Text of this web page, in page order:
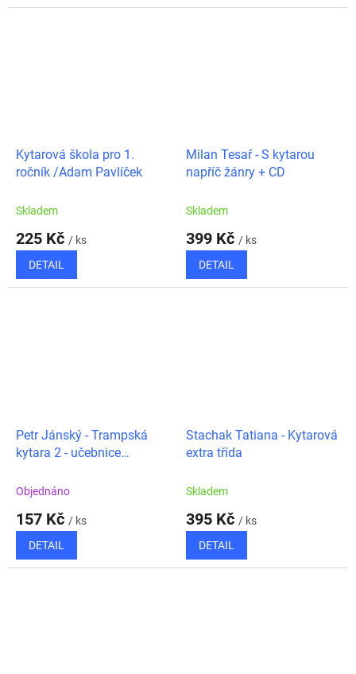
Kytarová škola pro 1.
ročník /Adam Pavlíček
Skladem
225 Kč / ks
DETAIL
Milan Tesař - S kytarou
napříč žánry + CD
Skladem
399 Kč / ks
DETAIL
Petr Jánský - Trampská
kytara 2 - učebnice
Objednáno
157 Kč / ks
DETAIL
Stachak Tatiana - Kytarová
extra třída
Skladem
395 Kč / ks
DETAIL